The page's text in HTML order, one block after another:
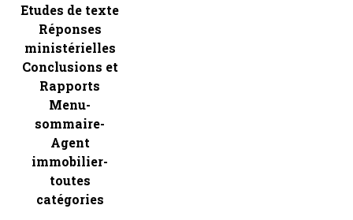
Etudes de texte
Réponses
ministérielles
Conclusions et
Rapports
Menu-
sommaire-
Agent
immobilier-
toutes
catégories